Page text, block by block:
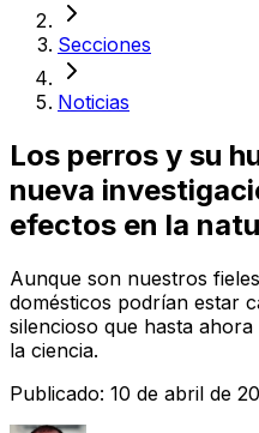
Secciones
Noticias
Los perros y su
nueva
efectos en la
Aunque son nuestros
domésticos podrían estar
silencioso que hasta
la ciencia.
Publicado: 10 de abril de